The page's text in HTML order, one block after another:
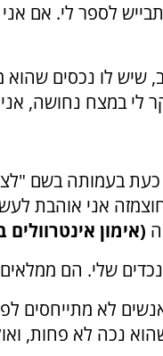
לספר לי. אם
שיש לו נכסים
לי במצח נחושה,
בעמותה בשם
אני אוהבת
(אימון
שלי. הם ממלאים
לא מתייחסים
נכה לא פחות,